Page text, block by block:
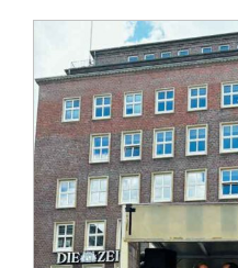
Zu Gast im Hospiz
Ambulanter Hospizberatungsdienst
Trauerarbeit
Engagement